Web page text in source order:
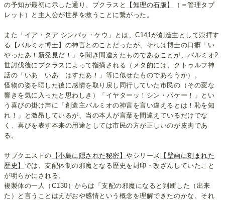
の予知が最初に示した通り、プクラスと
【知理の石版】
（＝管理タブ
レット）と主人公が世界を救うことに繋がった。
また「イア・タア シンパッ・ケウ」とは、C141が創造主として崇拝す
る
【パルミオ博士】 の神言とのことだったが、それは博士の口癖「い
やったあ！新発見だ！」を聞き間違えたものであることが、パルミオ2
世討伐後にプクラスによって指摘される（メタ的には、クトゥルフ神
話の「いあ いあ はすたあ！」等に似せたものであろうか）。
怪物の姿を晒した後に感情を取り戻し同行していた市民の（その変な
響きを気に入ったと思わしき）「イヤターッ！シン・パケー！」とい
う喜びの掛け声に「創造主パルミオの神言を言い違えるとは！恥を知
れ！」と激昂しているが、当の本人が言葉を間違えているだけでな
く、喜びを表す本来の用途としては市民の方が正しいのが皮肉であ
る。
サブクエストの 【小島に隠された秘密】やシリーズ 【壁画に刻まれた
歴史】 では、支配体制の邪魔となる歴史を封印・改ざんしていたこと
が明らかにされる。
複製体の一人（C130）からは「支配の邪魔になると判断した（出来
た）と言うことはえがおや感情という概念を理解できたのかな、それ